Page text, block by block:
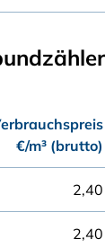
€/m³ (brutto)
2,40
2,40